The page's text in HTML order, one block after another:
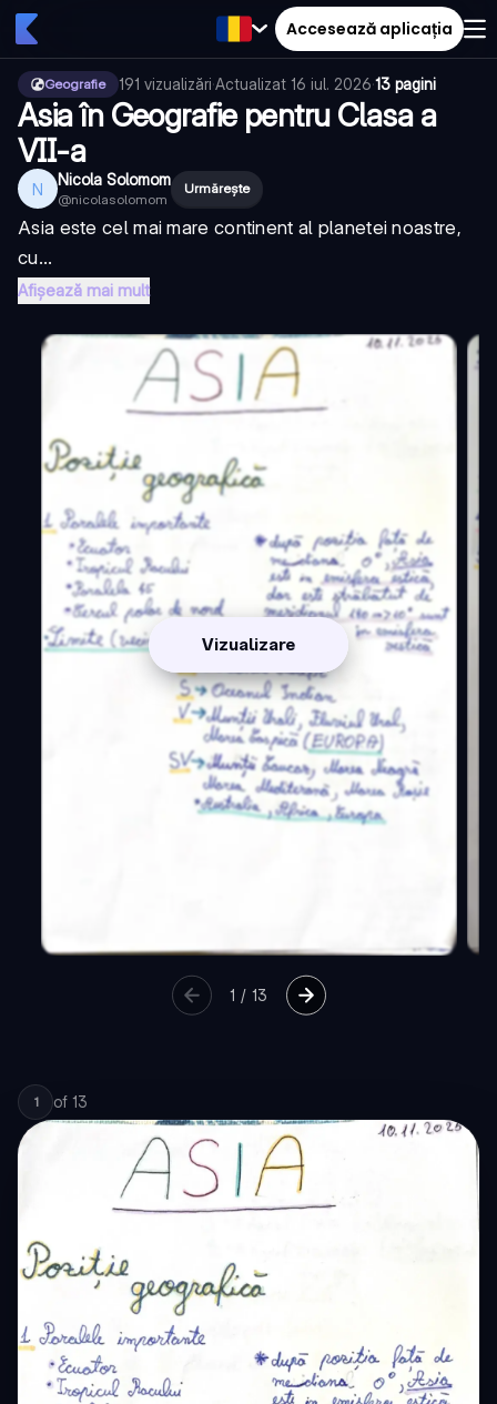
Accesează aplicația
Geografie 191 vizualizări·Actualizat 16 iul. 2026·13 pagini
Asia în Geografie pentru Clasa a
VII-a
N Nicola Solomom
@nicolasolomom
Urmărește
Asia este cel mai mare continent al planetei noastre,
cu...
Afișează mai mult
Vizualizare
1 / 13
1 of 13